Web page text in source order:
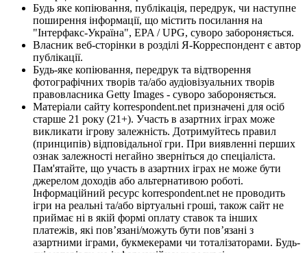
Будь яке копіювання, публікація, передрук, чи наступне
поширення інформації, що містить посилання на
"Інтерфакс-Україна", EPA / UPG, суворо забороняється.
Власник веб-сторінки в розділі Я-Корреспондент є автор
публікації.
Будь-яке копіювання, передрук та відтворення
фотографічних творів та/або аудіовізуальних творів
правовласника Getty Images - суворо забороняється.
Матеріали сайту korrespondent.net призначені для осіб
старше 21 року (21+). Участь в азартних іграх може
викликати ігрову залежність. Дотримуйтесь правил
(принципів) відповідальної гри. При виявленні перших
ознак залежності негайно зверніться до спеціаліста.
Пам'ятайте, що участь в азартних іграх не може бути
джерелом доходів або альтернативою роботі.
Інформаційний ресурс korrespondent.net не проводить
ігри на реальні та/або віртуальні гроші, також сайт не
приймає ні в якій формі оплату ставок та інших
платежів, які пов’язані/можуть бути пов’язані з
азартними іграми, букмекерами чи тоталізаторами. Будь-